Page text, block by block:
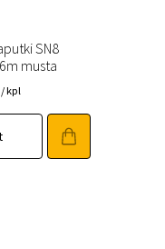
SN8
musta
/ kpl